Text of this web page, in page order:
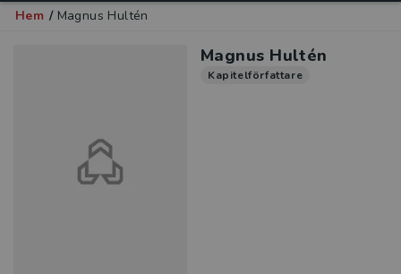
Hem / Magnus Hultén
Magnus Hultén
Kapitelförfattare